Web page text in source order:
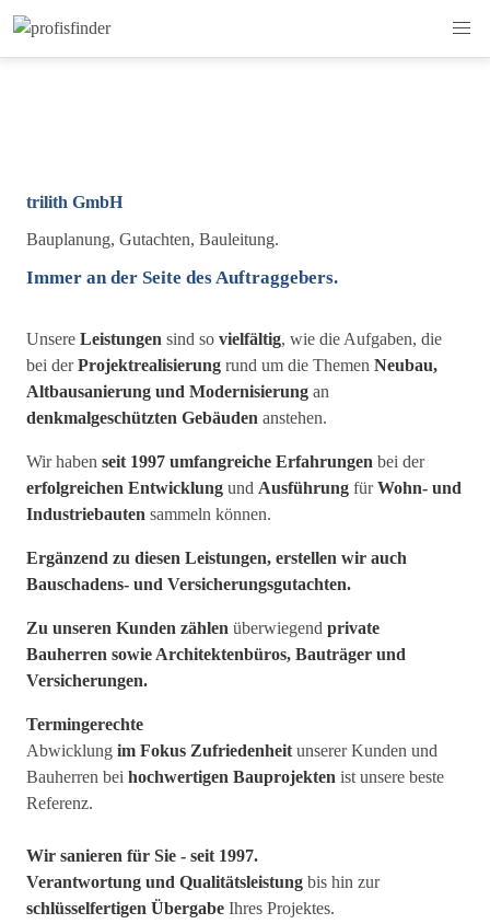
trilith GmbH
Bauplanung, Gutachten, Bauleitung.
Immer an der Seite des Auftraggebers.
Unsere Leistungen sind so vielfältig, wie die Aufgaben, die
bei derProjektrealisierung rund um die Themen Neubau,
Altbausanierung und Modernisierung an
denkmalgeschützten Gebäuden anstehen.
Wir haben seit 1997 umfangreiche Erfahrungen bei der
erfolgreichen Entwicklung und Ausführung fürWohn- und
Industriebauten sammeln können.
Ergänzend zu diesen Leistungen, erstellen wir auch
Bauschadens- und Versicherungsgutachten.
Zu unseren Kunden zählen überwiegend private
Bauherren sowie Architektenbüros, Bauträger und
Versicherungen.
Termingerechte
Abwicklung im Fokus Zufriedenheit unserer Kunden und
Bauherren bei hochwertigen Bauprojekten ist unsere beste
Referenz.
Wir sanieren für Sie - seit 1997.
Verantwortung und Qualitätsleistung bis hin zur
schlüsselfertigen Übergabe Ihres Projektes.